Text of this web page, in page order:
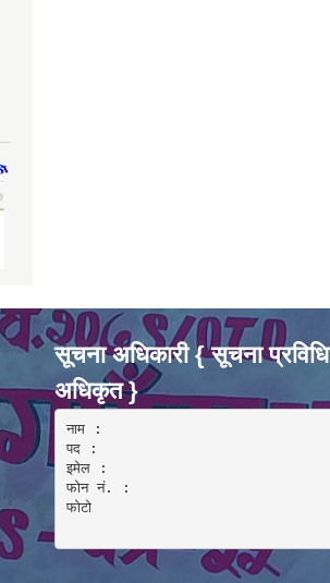
सूचना अधिकारी { सूचना प्रविधि
अधिकृत }
नाम :
पद :
इमेल :
फोन नं. :
फोटो